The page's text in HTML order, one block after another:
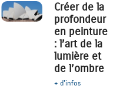
Créer de la
profondeur
en peinture
: l’art de la
lumière et
de l’ombre
+ d'infos